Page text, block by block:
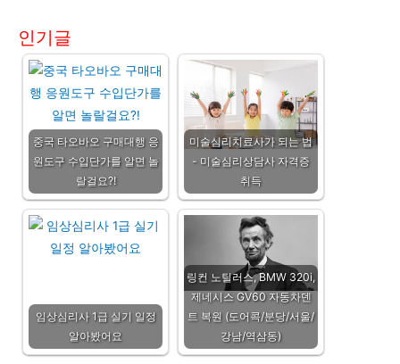
인기글
중국 타오바오 구매대행 응
원도구 수입단가를 알면 놀
랄걸요?!
미술심리치료사가 되는 법
- 미술심리상담사 자격증
취득
임상심리사 1급 실기 일정
알아봤어요
링컨 노틸러스, BMW 320i,
제네시스 GV60 자동차덴
트 복원 (도어콕/분당/서울/
강남/역삼동)